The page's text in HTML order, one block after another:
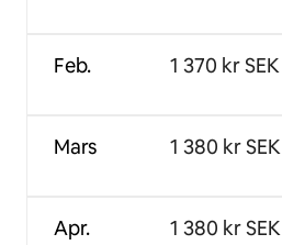
Feb.
Mars
Apr.
1 370 kr SEK
1 380 kr SEK
1 380 kr SEK